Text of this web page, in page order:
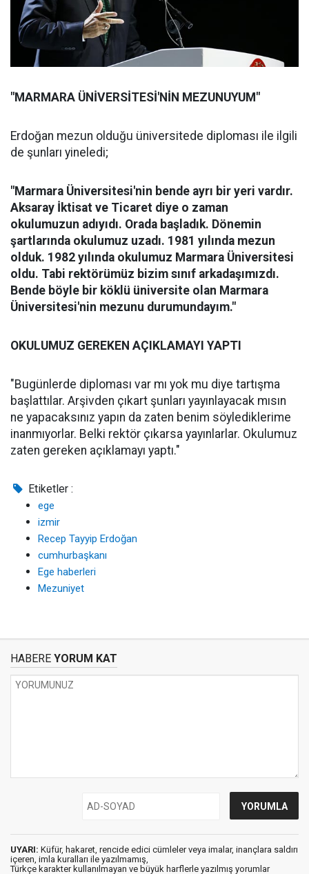
"MARMARA ÜNİVERSİTESİ'NİN MEZUNUYUM"
Erdoğan mezun olduğu üniversitede diploması ile ilgili
de şunları yineledi;
"Marmara Üniversitesi'nin bende ayrı bir yeri vardır.
Aksaray İktisat ve Ticaret diye o zaman
okulumuzun adıyıdı. Orada başladık. Dönemin
şartlarında okulumuz uzadı. 1981 yılında mezun
olduk. 1982 yılında okulumuz Marmara Üniversitesi
oldu. Tabi rektörümüz bizim sınıf arkadaşımızdı.
Bende böyle bir köklü üniversite olan Marmara
Üniversitesi'nin mezunu durumundayım."
OKULUMUZ GEREKEN AÇIKLAMAYI YAPTI
"Bugünlerde diploması var mı yok mu diye tartışma
başlattılar. Arşivden çıkart şunları yayınlayacak mısın
ne yapacaksınız yapın da zaten benim söylediklerime
inanmıyorlar. Belki rektör çıkarsa yayınlarlar. Okulumuz
zaten gereken açıklamayı yaptı."
Etiketler :
ege
izmir
Recep Tayyip Erdoğan
cumhurbaşkanı
Ege haberleri
Mezuniyet
HABERE YORUM KAT
UYARI: Küfür, hakaret, rencide edici cümleler veya imalar, inançlara saldırı
içeren, imla kuralları ile yazılmamış,
Türkçe karakter kullanılmayan ve büyük harflerle yazılmış yorumlar